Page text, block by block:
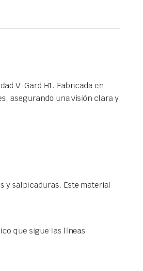
V-Gard H1. Fabricada en
asegurando una visión clara y
y salpicaduras. Este material
que sigue las líneas